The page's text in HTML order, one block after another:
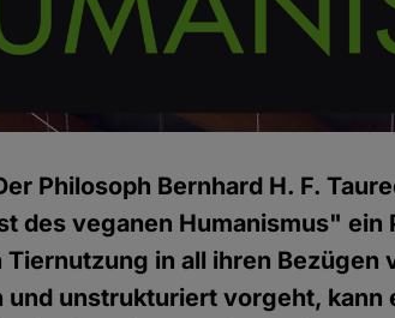
Philosoph Bernhard H. F.
des veganen Humanismus" ein
in all ihren Bezügen
unstrukturiert vorgeht, kann